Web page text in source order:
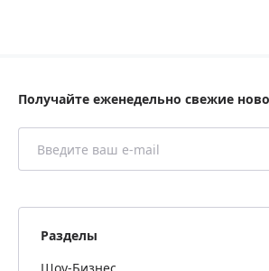
Получайте еженедельно свежие
Разделы